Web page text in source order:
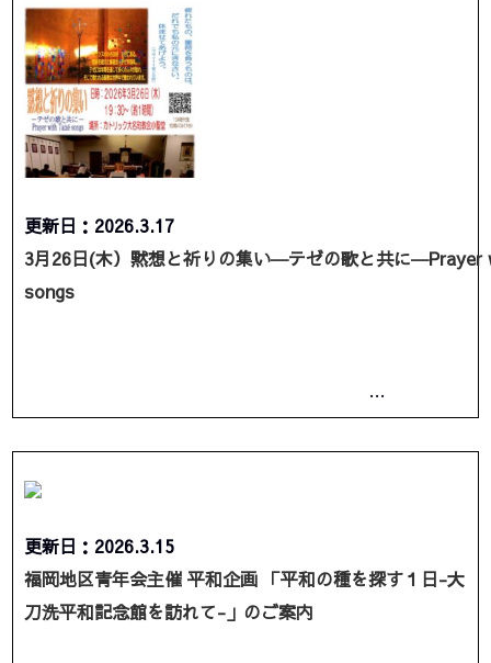
更新日：2026.3.17
3月26日(木）黙想と祈りの集い―テゼの歌と共に
songs
…
更新日：2026.3.15
福岡地区青年会主催 平和企画 「平和の種を探す１日-大
刀洗平和記念館を訪れて-」のご案内